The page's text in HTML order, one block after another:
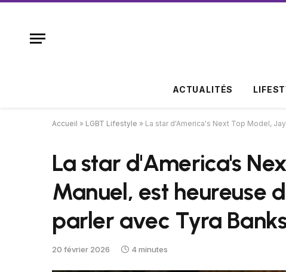
ACTUALITÉS
Accueil » LGBT Lifestyle » La star d'America's Next Top Model,
La star d'America's
Manuel, est heureuse
parler avec Tyra
20 février 2026 4 minutes